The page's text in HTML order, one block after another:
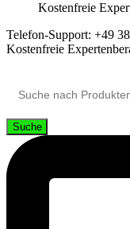
Kostenfreie
Telefon-Support: +49
Kostenfreie
Suche